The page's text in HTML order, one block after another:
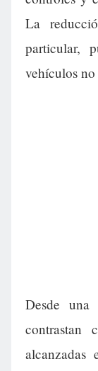
La
particular,
vehículos no
Desde una
contrastan